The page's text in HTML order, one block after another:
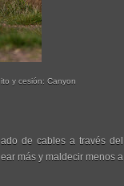
y cesión: Canyon
de cables a través del
más y maldecir menos a